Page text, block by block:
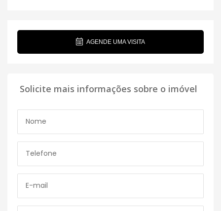
AGENDE UMA VISITA
Solicite mais informações sobre o imóvel